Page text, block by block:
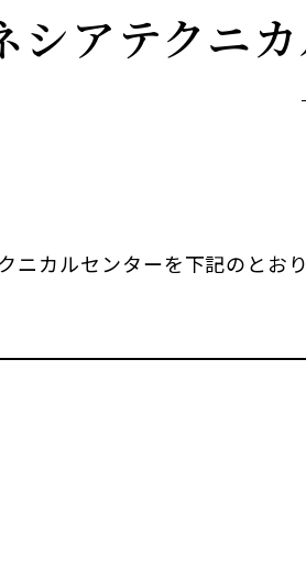
シアテクニ
ニカルセンターを下記のと